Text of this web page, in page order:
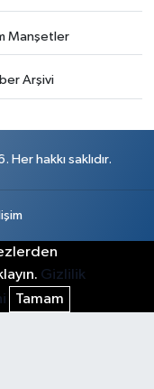
Manşetler
Arşivi
hakkı saklıdır.
Gizlilik
Tamam